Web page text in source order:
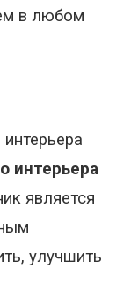
в любом
интерьера
является
улучшить